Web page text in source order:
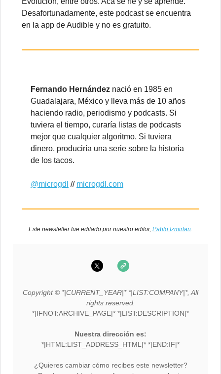
Desafortunadamente, este podcast se encuentra
en la app de Audible y no es gratuito.
Fernando Hernández nació en 1985 en
Guadalajara, México y lleva más de 10 años
haciendo radio, periodismo y podcasts. Si
tuviera el tiempo, curaría listas de podcasts
mejor que cualquier algoritmo. Si tuviera
dinero, produciría una serie sobre la historia
de los tacos.
@microgdl // microgdl.com
Este newsletter fue editado por nuestro editor, Pablo Izmirlan.
Copyright © *|CURRENT_YEAR|* *|LIST:COMPANY|*, All
rights reserved.
*|IFNOT:ARCHIVE_PAGE|* *|LIST:DESCRIPTION|*
Nuestra dirección es:
*|HTML:LIST_ADDRESS_HTML|* *|END:IF|*
¿Quieres cambiar cómo recibes este newsletter?